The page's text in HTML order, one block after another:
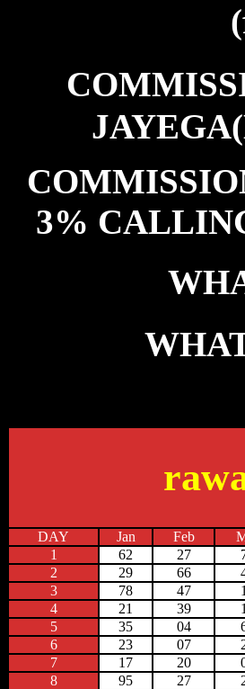
3%
DAY Jan Feb
1
62 27
2
29 66
3
78 47
4
21 39
5
35 04
6
23 07
7
17 20
8
95 27